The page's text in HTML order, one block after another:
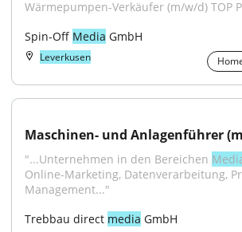
Wärmepumpen-Verkäufer (m/w/d) TOP
Spin-Off Media GmbH
Leverkusen
Maschinen- und Anlagenführer
"...Unternehmen in den Bereichen
Online-Marketing, Datenverarbeitung,
Management..."
Trebbau direct media GmbH